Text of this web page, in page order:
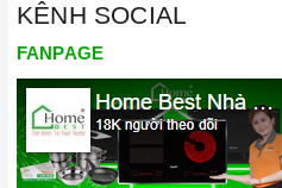
KÊNH SOCIAL
FANPAGE